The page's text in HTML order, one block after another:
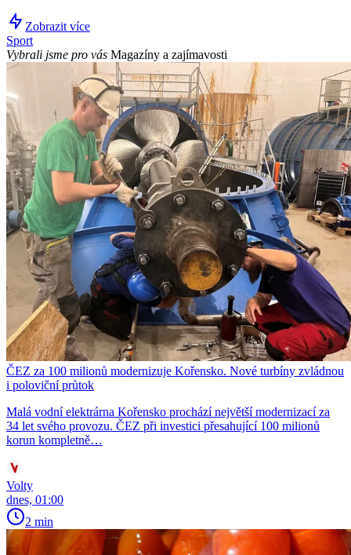
Zobrazit více
Sport
Vybrali jsme pro vás Magazíny a zajímavosti
ČEZ za 100 milionů modernizuje Kořensko. Nové turbíny zvládnou
i poloviční průtok
Malá vodní elektrárna Kořensko prochází největší modernizací za
34 let svého provozu. ČEZ při investici přesahující 100 milionů
korun kompletně…
Volty
dnes, 01:00
2 min